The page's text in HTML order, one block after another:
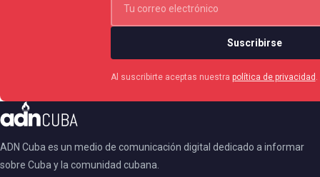
Suscribirse
Al suscribirte aceptas nuestra política de privacidad
ADN Cuba es un medio de comunicación digital dedicado a informar
sobre Cuba y la comunidad cubana.